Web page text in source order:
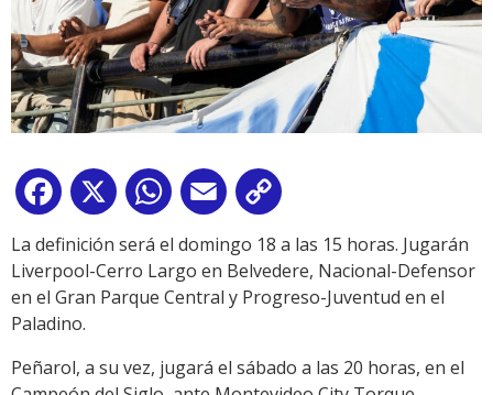
Facebook
X WhatsApp
Email
Link
La definición será el domingo 18 a las 15 horas. Jugarán
Liverpool-Cerro Largo en Belvedere, Nacional-Defensor
en el Gran Parque Central y Progreso-Juventud en el
Paladino.
Peñarol, a su vez, jugará el sábado a las 20 horas, en el